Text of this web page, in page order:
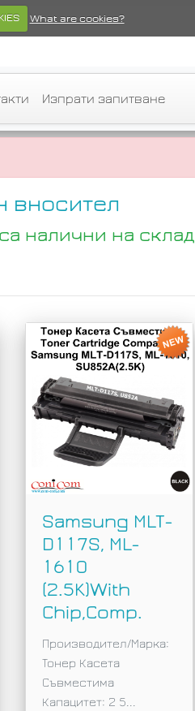
What are cookies?
Изпрати запитване
вносител
налични на склад
Samsung MLT-
D117S, ML-
1610
(2.5K)With
Chip,Comp.
Производител/Марка:
Тонер Касета
Съвместимa
Капацитет: 2 5...